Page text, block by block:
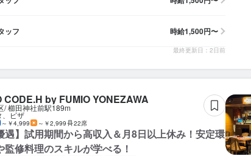
ッフ 時給1,500円〜
最終更新日：2日前
CODE.H by FUMIO YONEZAWA
櫛田神社前駅189m
、ピザ
～￥4,999 ～￥2,999 22席
遇】試用期間から高収入＆月8日以上休み！安定環
修料理のスキルが学べる！